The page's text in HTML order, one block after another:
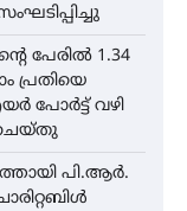
പേരിൽ 1.34
പ്രതിയെ
പോർട്ട് വഴി
ചെയ്തു
പി.ആർ.